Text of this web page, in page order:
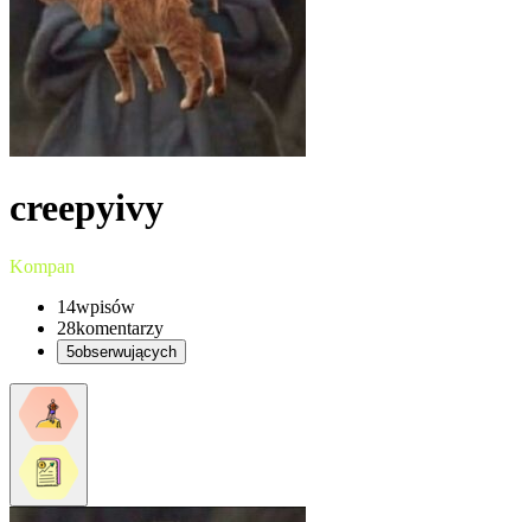
creepyivy
Kompan
14wpisów
28komentarzy
5obserwujących